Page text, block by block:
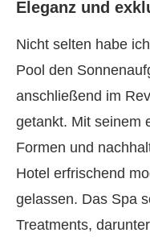
Eleganz und
Nicht selten habe
Pool den
anschließend im
getankt. Mit seinem
Formen und
Hotel erfrischend
gelassen. Das Spa
Treatments,